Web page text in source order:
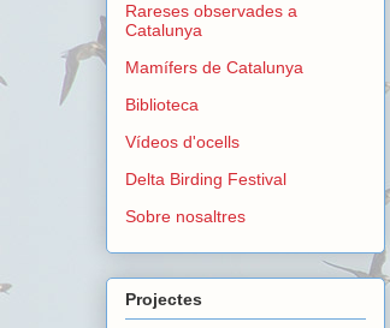
Rareses observades a
Catalunya
Mamífers de Catalunya
Biblioteca
Vídeos d'ocells
Delta Birding Festival
Sobre nosaltres
Projectes